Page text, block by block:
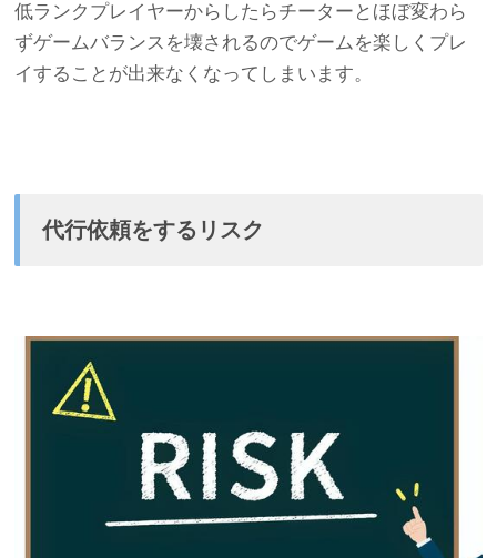
低ランクプレイヤーからしたらチーターとほぼ変わら
ずゲームバランスを壊されるのでゲームを楽しくプレ
イすることが出来なくなってしまいます。
代行依頼をするリスク